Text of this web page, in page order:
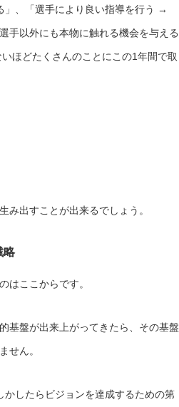
、「選手により良い指導を行う →
手以外にも本物に触れる機会を与える
ほどたくさんのことにこの1年間で取
み出すことが出来るでしょう。
略
はここからです。
基盤が出来上がってきたら、その基盤
せん。
したらビジョンを達成するための第